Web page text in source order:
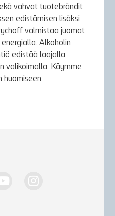
vahvat tuotebrändit
edistämisen lisäksi
valmistaa juomat
energialla. Alkoholin
edistää laajalla
valikoimalla. Käymme
huomiseen.